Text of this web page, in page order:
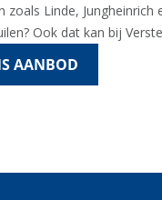
zoals Linde,
Ook dat kan bij
AANBOD